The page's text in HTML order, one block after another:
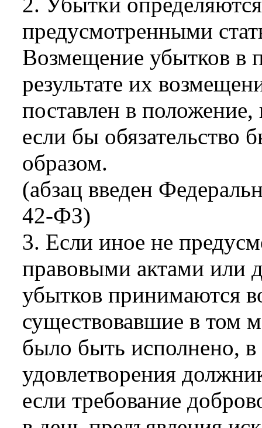
предусмотренными
Возмещение убытков в
результате их
поставлен в
если бы
образом.
(абзац введен
42-ФЗ)
3. Если иное не
правовыми актами или
убытков принимаются
существовавшие в том
было быть исполнено, в
удовлетворения
если требование